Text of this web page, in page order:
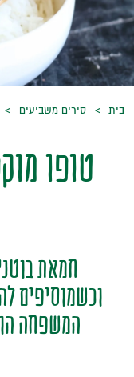
בית סירים משביעים
טופו
חמאת
וכשמוסיפים
המשפחה